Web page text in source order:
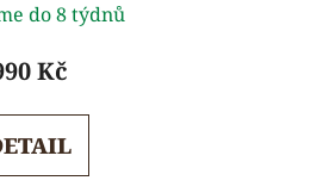
hodnocení
produktu
5,0
z
do 8 týdnů
Kč